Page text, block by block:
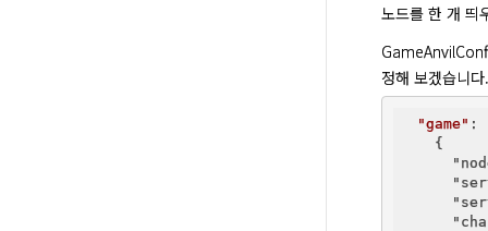
노드를 한 개 띄
정해 보겠습니다.
"game" :
    {